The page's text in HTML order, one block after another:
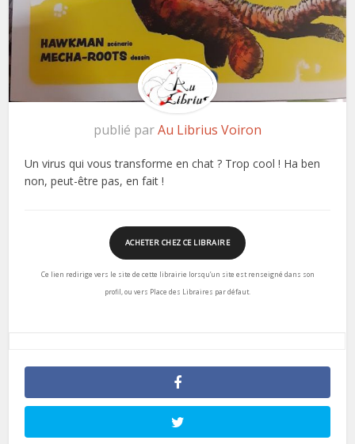
publié parAu Librius Voiron
Un virus qui vous transforme en chat ? Trop cool ! Ha ben
non, peut-être pas, en fait !
ACHETER CHEZ CE LIBRAIRE
Ce lien redirige vers le site de cette librairie lorsqu’un site est renseigné dans son
profil, ou vers Place des Libraires par défaut.